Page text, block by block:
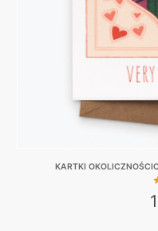
KARTKI